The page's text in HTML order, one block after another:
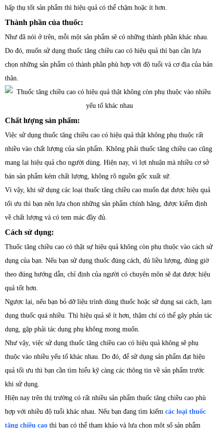
hấp thụ tốt sản phẩm thì hiệu quả có thể chậm hoặc ít hơn.
Thành phần của thuốc:
Như đã nói ở trên, mỗi một sản phẩm sẽ có những thành phần khác nhau.
Do đó, muốn sử dụng thuốc tăng chiều cao có hiệu quả thì bạn cần lựa
chọn những sản phẩm có thành phần phù hợp với độ tuổi và cơ địa của bản
thân.
Chất lượng sản phẩm:
Việc sử dụng thuốc tăng chiều cao có hiệu quả thật không phụ thuộc rất
nhiều vào chất lượng của sản phẩm. Không phải thuốc tăng chiều cao cũng
mang lại hiệu quả cho người dùng. Hiện nay, vì lợi nhuận mà nhiều cơ sở
bán sản phẩm kém chất lượng, không rõ nguồn gốc xuất sứ.
Vì vậy, khi sử dụng các loại thuốc tăng chiều cao muốn đạt được hiệu quả
tối ưu thì bạn nên lựa chọn những sản phẩm chính hãng, được kiểm định
về chất lượng và có tem mác đầy đủ.
Cách sử dụng:
Thuốc tăng chiều cao có thật sự hiệu quả không còn phụ thuộc vào cách sử
dụng của bạn. Nếu bạn sử dụng thuốc đúng cách, đủ liều lượng, đúng giờ
theo đúng hướng dẫn, chỉ định của người có chuyên môn sẽ đạt được hiệu
quả tốt hơn.
Ngược lại, nếu bạn bỏ dỡ liệu trình dùng thuốc hoặc sử dụng sai cách, lạm
dụng thuốc quá nhiều. Thì hiệu quả sẽ ít hơn, thậm chí có thể gây phản tác
dụng, gặp phải tác dụng phụ không mong muốn.
Như vậy, việc sử dụng thuốc tăng chiều cao có hiệu quả không sẽ phụ
thuộc vào nhiều yếu tố khác nhau. Do đó, để sử dụng sản phẩm đạt hiệu
quả tối ưu thì bạn cần tìm hiểu kỹ càng các thông tin về sản phẩm trước
khi sử dụng.
Hiện nay trên thị trường có rất nhiều sản phẩm thuốc tăng chiều cao phù
hợp với nhiều độ tuổi khác nhau. Nếu bạn đang tìm kiếm các loại thuốc
tăng chiều cao thì bạn có thể tham khảo và lựa chọn một số sản phẩm